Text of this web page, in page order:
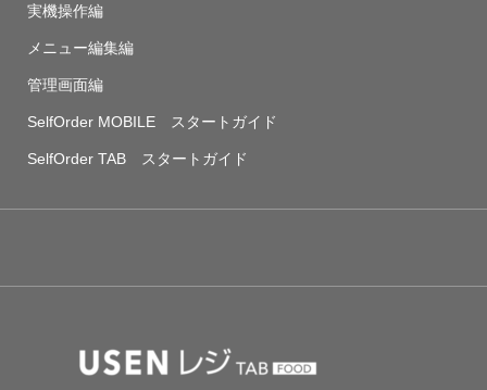
実機操作編
メニュー編集編
管理画面編
SelfOrder MOBILE スタートガイド
SelfOrder TAB スタートガイド